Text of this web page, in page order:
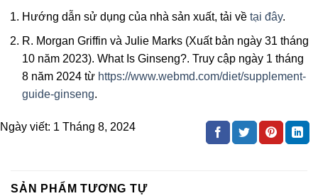
Hướng dẫn sử dụng của nhà sản xuất, tải về tại đây.
R. Morgan Griffin và Julie Marks (Xuất bản ngày 31 tháng
10 năm 2023). What Is Ginseng?. Truy cập ngày 1 tháng
8 năm 2024 từ https://www.webmd.com/diet/supplement-
guide-ginseng.
Ngày viết: 1 Tháng 8, 2024
SẢN PHẨM TƯƠNG TỰ